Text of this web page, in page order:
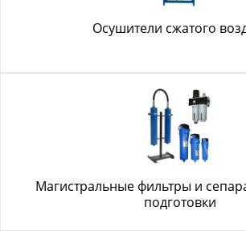
Осушители сжатого
Магистральные фильтры и
подготовки